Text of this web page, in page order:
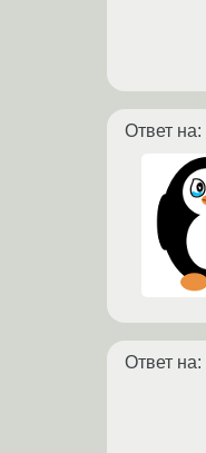
Ответ на:
Ответ на: